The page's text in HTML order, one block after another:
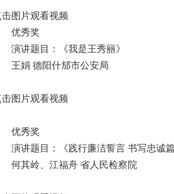
击图片观看视频
秀奖
讲题目：《我是王秀丽》
娟 德阳什邡市公安局
击图片观看视频
秀奖
讲题目：《践行廉洁誓言 书写忠诚篇
其岭、江福舟 省人民检察院